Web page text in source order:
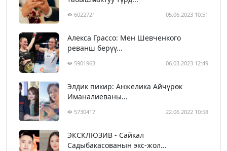
6022721 05.06.2023 10:51
Алекса Грассо: Мен Шевченкого
реванш берүү...
5901963 06.03.2023 12:49
Элдик пикир: Анжелика Айчүрөк
Иманалиеваны...
5730417 22.06.2022 10:58
ЭКСКЛЮЗИВ - Сайкал
Садыбакасованын экс-жол...